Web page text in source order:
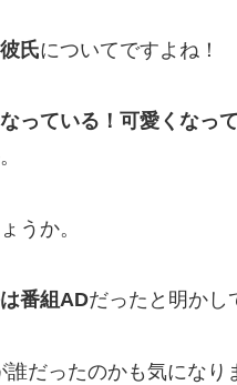
彼氏についてですよね！
っている！可愛くなっ
うか。
番組ADだったと明かし
だったのかも気になり